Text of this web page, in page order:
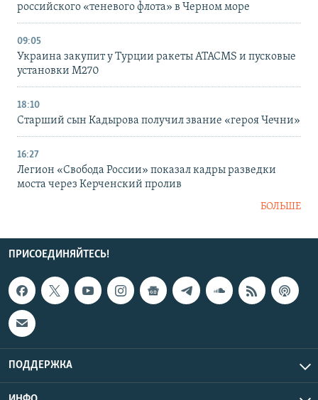
российского «теневого флота» в Черном море
09:05
Украина закупит у Турции ракеты ATACMS и пусковые
установки M270
18:10
Старший сын Кадырова получил звание «героя Чечни»
16:27
Легион «Свобода России» показал кадры разведки
моста через Керченский пролив
БОЛЬШЕ
ПРИСОЕДИНЯЙТЕСЬ!
ПОДДЕРЖКА